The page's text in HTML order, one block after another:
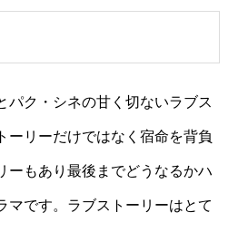
パク・シネの甘く切ないラブス
ーリーだけではなく宿命を背負
ーもあり最後までどうなるかハ
マです。ラブストーリーはとて